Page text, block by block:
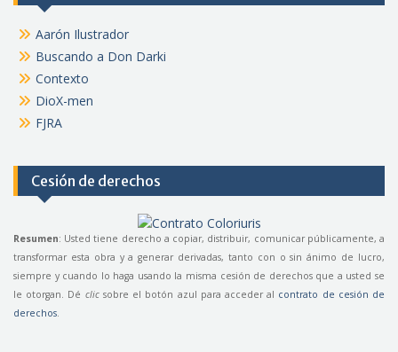
Aarón Ilustrador
Buscando a Don Darki
Contexto
DioX-men
FJRA
Cesión de derechos
Resumen: Usted tiene derecho a copiar, distribuir, comunicar públicamente, a
transformar esta obra y a generar derivadas, tanto con o sin ánimo de lucro,
siempre y cuando lo haga usando la misma cesión de derechos que a usted se
le otorgan. Dé clicsobre el botón azul para acceder al contrato de cesión de
derechos